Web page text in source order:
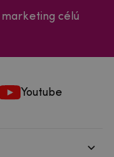
marketing célú
Youtube